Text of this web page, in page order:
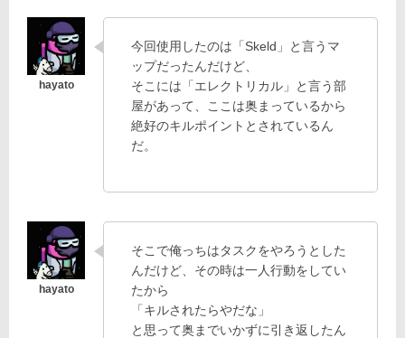
今回使用したのは「Skeld」と言うマ
ップだったんだけど、
そこには「エレクトリカル」と言う部
屋があって、ここは奥まっているから
絶好のキルポイントとされているん
だ。
そこで俺っちはタスクをやろうとした
んだけど、その時は一人行動をしてい
たから
「キルされたらやだな」
と思って奥までいかずに引き返したん